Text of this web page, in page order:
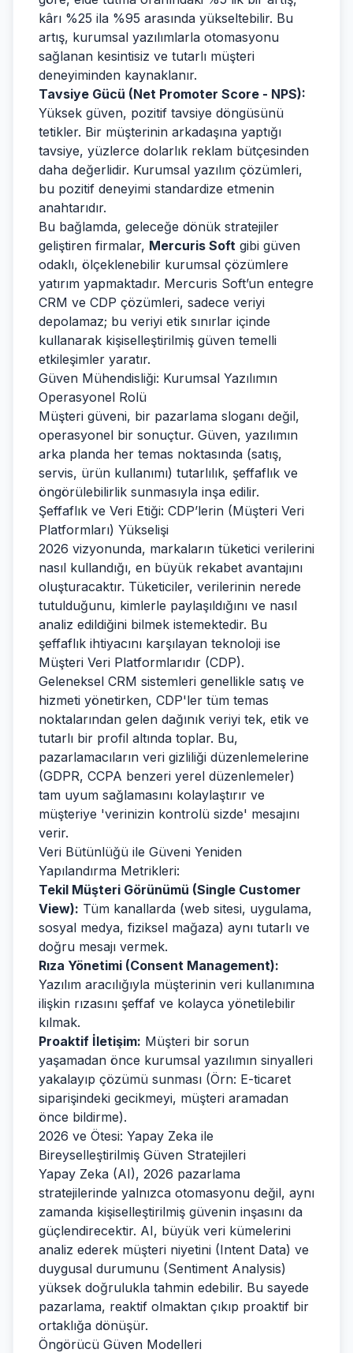
kârı %25 ila %95 arasında yükseltebilir. Bu
artış, kurumsal yazılımlarla otomasyonu
sağlanan kesintisiz ve tutarlı müşteri
deneyiminden kaynaklanır.
Tavsiye Gücü (Net Promoter Score - NPS):
Yüksek güven, pozitif tavsiye döngüsünü
tetikler. Bir müşterinin arkadaşına yaptığı
tavsiye, yüzlerce dolarlık reklam bütçesinden
daha değerlidir. Kurumsal yazılım çözümleri,
bu pozitif deneyimi standardize etmenin
anahtarıdır.
Bu bağlamda, geleceğe dönük stratejiler
geliştiren firmalar, Mercuris Soft gibi güven
odaklı, ölçeklenebilir kurumsal çözümlere
yatırım yapmaktadır. Mercuris Soft’un entegre
CRM ve CDP çözümleri, sadece veriyi
depolamaz; bu veriyi etik sınırlar içinde
kullanarak kişiselleştirilmiş güven temelli
etkileşimler yaratır.
Güven Mühendisliği: Kurumsal Yazılımın
Operasyonel Rolü
Müşteri güveni, bir pazarlama sloganı değil,
operasyonel bir sonuçtur. Güven, yazılımın
arka planda her temas noktasında (satış,
servis, ürün kullanımı) tutarlılık, şeffaflık ve
öngörülebilirlik sunmasıyla inşa edilir.
Şeffaflık ve Veri Etiği: CDP’lerin (Müşteri Veri
Platformları) Yükselişi
2026 vizyonunda, markaların tüketici verilerini
nasıl kullandığı, en büyük rekabet avantajını
oluşturacaktır. Tüketiciler, verilerinin nerede
tutulduğunu, kimlerle paylaşıldığını ve nasıl
analiz edildiğini bilmek istemektedir. Bu
şeffaflık ihtiyacını karşılayan teknoloji ise
Müşteri Veri Platformlarıdır (CDP).
Geleneksel CRM sistemleri genellikle satış ve
hizmeti yönetirken, CDP'ler tüm temas
noktalarından gelen dağınık veriyi tek, etik ve
tutarlı bir profil altında toplar. Bu,
pazarlamacıların veri gizliliği düzenlemelerine
(GDPR, CCPA benzeri yerel düzenlemeler)
tam uyum sağlamasını kolaylaştırır ve
müşteriye 'verinizin kontrolü sizde' mesajını
verir.
Veri Bütünlüğü ile Güveni Yeniden
Yapılandırma Metrikleri:
Tekil Müşteri Görünümü (Single Customer
View): Tüm kanallarda (web sitesi, uygulama,
sosyal medya, fiziksel mağaza) aynı tutarlı ve
doğru mesajı vermek.
Rıza Yönetimi (Consent Management):
Yazılım aracılığıyla müşterinin veri kullanımına
ilişkin rızasını şeffaf ve kolayca yönetilebilir
kılmak.
Proaktif İletişim: Müşteri bir sorun
yaşamadan önce kurumsal yazılımın sinyalleri
yakalayıp çözümü sunması (Örn: E-ticaret
siparişindeki gecikmeyi, müşteri aramadan
önce bildirme).
2026 ve Ötesi: Yapay Zeka ile
Bireyselleştirilmiş Güven Stratejileri
Yapay Zeka (AI), 2026 pazarlama
stratejilerinde yalnızca otomasyonu değil, aynı
zamanda kişiselleştirilmiş güvenin inşasını da
güçlendirecektir. AI, büyük veri kümelerini
analiz ederek müşteri niyetini (Intent Data) ve
duygusal durumunu (Sentiment Analysis)
yüksek doğrulukla tahmin edebilir. Bu sayede
pazarlama, reaktif olmaktan çıkıp proaktif bir
ortaklığa dönüşür.
Öngörücü Güven Modelleri